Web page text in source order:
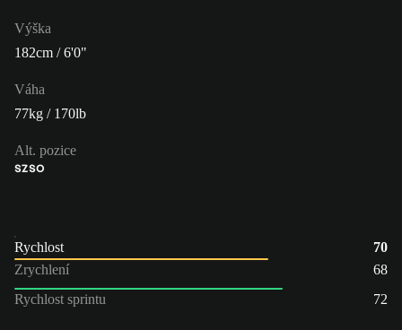
Výška
182cm / 6'0"
Váha
77kg / 170lb
Alt. pozice
SZSO
Rychlost
70
Zrychlení
68
Rychlost sprintu
72